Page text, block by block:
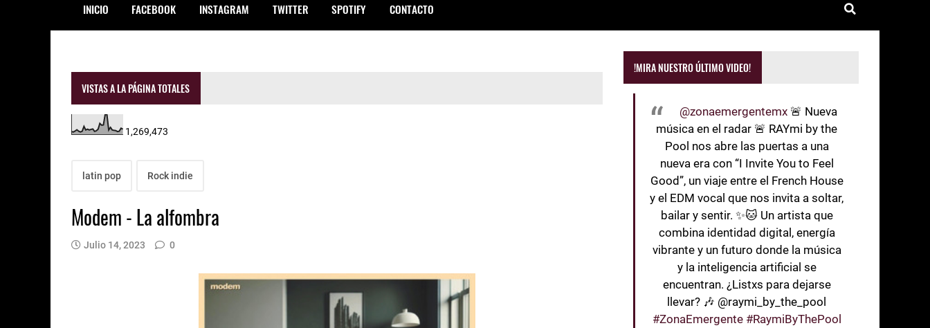
INICIO FACEBOOK INSTAGRAM TWITTER SPOTIFY CONTACTO
VISTAS A LA PÁGINA TOTALES
1,269,473
latin pop Rock indie
Modem - La alfombra
Julio 14, 2023 0
!MIRA NUESTRO ÚLTIMO VIDEO!
@zonaemergentemx 🚨 Nueva
música en el radar 🚨 RAYmi by the
Pool nos abre las puertas a una
nueva era con “I Invite You to Feel
Good”, un viaje entre el French House
y el EDM vocal que nos invita a soltar,
bailar y sentir. ✨🐱 Un artista que
combina identidad digital, energía
vibrante y un futuro donde la música
y la inteligencia artificial se
encuentran. ¿Listxs para dejarse
llevar? 🎶 @raymi_by_the_pool
#ZonaEmergente #RaymiByThePool